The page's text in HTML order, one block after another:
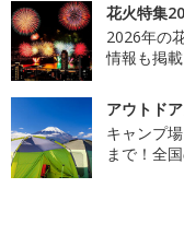
花火特集
2026年の
情報も掲載
アウトド
キャンプ
まで！全